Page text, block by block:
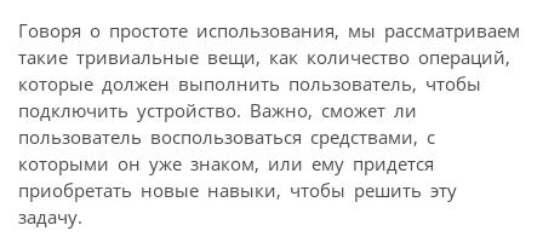
Говоря о простоте использования, мы рассматриваем
такие тривиальные вещи, как количество операций,
которые должен выполнить пользователь, чтобы
подключить устройство. Важно, сможет ли
пользователь воспользоваться средствами, с
которыми он уже знаком, или ему придется
приобретать новые навыки, чтобы решить эту
задачу.